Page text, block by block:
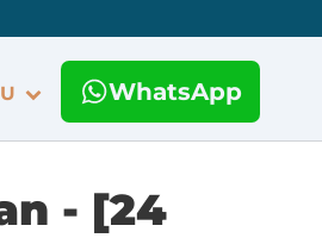
WhatsApp
- [24